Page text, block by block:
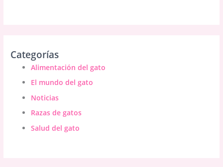
Categorías
Alimentación del gato
El mundo del gato
Noticias
Razas de gatos
Salud del gato